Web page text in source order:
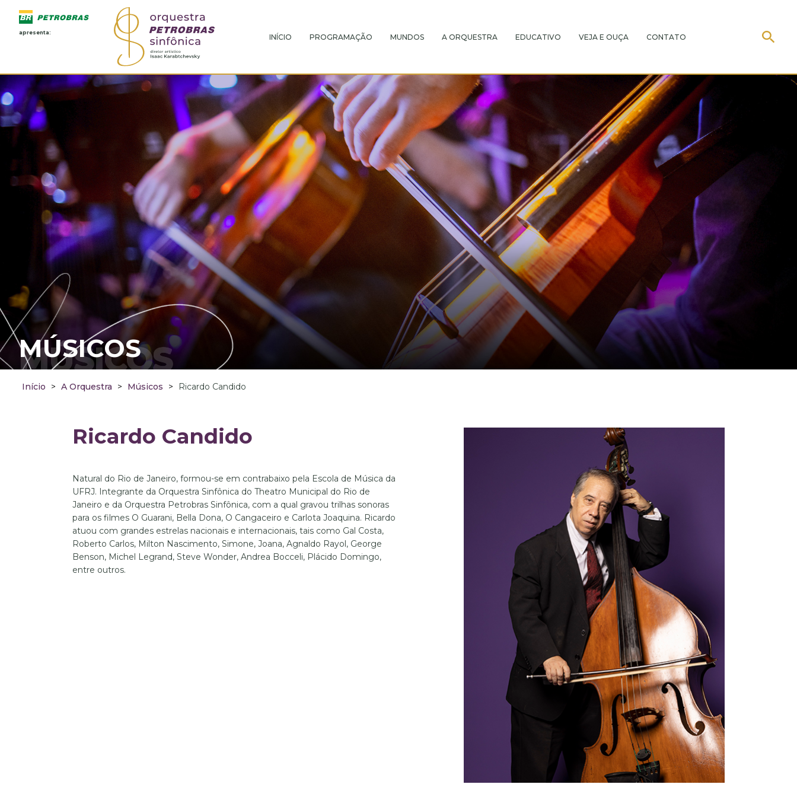
apresenta:
INÍCIO PROGRAMAÇÃO MUNDOS A ORQUESTRA EDUCATIVO VEJA E OUÇA CONTATO
MÚSICOS
MÚSICOS
Início > A Orquestra > Músicos > Ricardo Candido
Ricardo Candido
Natural do Rio de Janeiro, formou-se em contrabaixo pela Escola de Música da
UFRJ. Integrante da Orquestra Sinfônica do Theatro Municipal do Rio de
Janeiro e da Orquestra Petrobras Sinfônica, com a qual gravou trilhas sonoras
para os filmes O Guarani, Bella Dona, O Cangaceiro e Carlota Joaquina. Ricardo
atuou com grandes estrelas nacionais e internacionais, tais como Gal Costa,
Roberto Carlos, Milton Nascimento, Simone, Joana, Agnaldo Rayol, George
Benson, Michel Legrand, Steve Wonder, Andrea Bocceli, Plácido Domingo,
entre outros.